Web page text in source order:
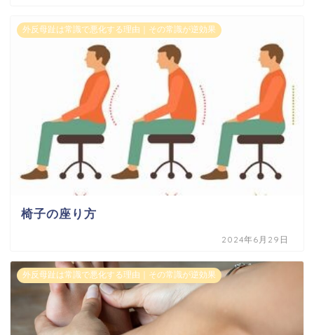
外反母趾は常識で悪化する理由｜その常識が逆効果
椅子の座り方
2024年6月29日
外反母趾は常識で悪化する理由｜その常識が逆効果